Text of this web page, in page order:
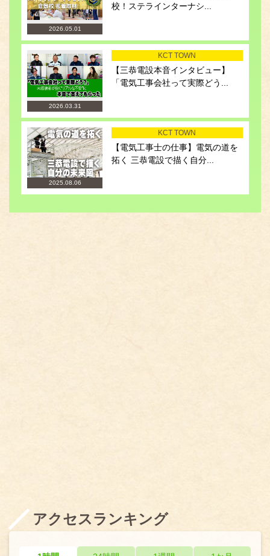
2026.05.01
校！ステラインターナシ...
2026.03.31
KCT TOWN
【三恭電設本音インタビュー】
「電気工事会社って実際どう...
2025.08.06
KCT TOWN
【電気工事士の仕事】電気の道を
拓く 三恭電設で描く自分...
アクセスランキング